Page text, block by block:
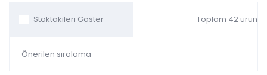
Toplam 42 ürün